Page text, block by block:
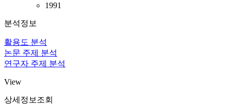
1991
분석정보
활용도 분석
논문 주제 분석
연구자 주제 분석
View
상세정보조회